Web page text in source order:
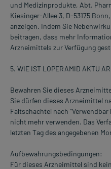
und Medizinprodukte, Abt.
Kiesinger-Allee 3, D-53175
anzeigen. Indem Sie
beitragen, dass mehr
Arzneimittels zur Verfügung
5. WIE IST LOPERAMID AKTU
Bewahren Sie dieses
Sie dürfen dieses Arzneimittel
Faltschachtel nach
nicht mehr verwenden. Das
letzten Tag des angegebenen
Aufbewahrungsbedingungen:
Für dieses Arzneimittel sind